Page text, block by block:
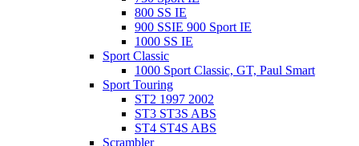
800 SS IE
900 SSIE 900 Sport IE
1000 SS IE
Sport Classic
1000 Sport Classic, GT, Paul Smart
Sport Touring
ST2 1997 2002
ST3 ST3S ABS
ST4 ST4S ABS
Scrambler